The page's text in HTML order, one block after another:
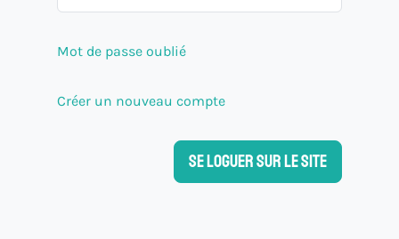
Mot de passe oublié
Créer un nouveau compte
Se loguer sur le site